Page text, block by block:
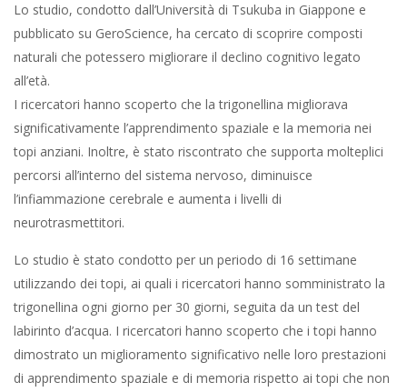
Lo studio, condotto dall’Università di Tsukuba in Giappone e
pubblicato su GeroScience, ha cercato di scoprire composti
naturali che potessero migliorare il declino cognitivo legato
all’età.
I ricercatori hanno scoperto che la trigonellina migliorava
significativamente l’apprendimento spaziale e la memoria nei
topi anziani. Inoltre, è stato riscontrato che supporta molteplici
percorsi all’interno del sistema nervoso, diminuisce
l’infiammazione cerebrale e aumenta i livelli di
neurotrasmettitori.
Lo studio è stato condotto per un periodo di 16 settimane
utilizzando dei topi, ai quali i ricercatori hanno somministrato la
trigonellina ogni giorno per 30 giorni, seguita da un test del
labirinto d’acqua. I ricercatori hanno scoperto che i topi hanno
dimostrato un miglioramento significativo nelle loro prestazioni
di apprendimento spaziale e di memoria rispetto ai topi che non